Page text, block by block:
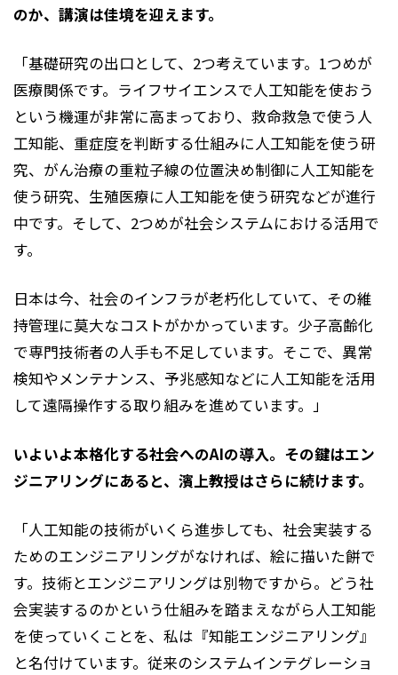
のか、講演は佳境を迎えます。
「基礎研究の出口として、2つ考えています。1つめが
医療関係です。ライフサイエンスで人工知能を使おう
という機運が非常に高まっており、救命救急で使う人
工知能、重症度を判断する仕組みに人工知能を使う研
究、がん治療の重粒子線の位置決め制御に人工知能を
使う研究、生殖医療に人工知能を使う研究などが進行
中です。そして、2つめが社会システムにおける活用で
す。
日本は今、社会のインフラが老朽化していて、その維
持管理に莫大なコストがかかっています。少子高齢化
で専門技術者の人手も不足しています。そこで、異常
検知やメンテナンス、予兆感知などに人工知能を活用
して遠隔操作する取り組みを進めています。」
いよいよ本格化する社会へのAIの導入。その鍵はエン
ジニアリングにあると、濱上教授はさらに続けます。
「人工知能の技術がいくら進歩しても、社会実装する
ためのエンジニアリングがなければ、絵に描いた餅で
す。技術とエンジニアリングは別物ですから。どう社
会実装するのかという仕組みを踏まえながら人工知能
を使っていくことを、私は『知能エンジニアリング』
と名付けています。従来のシステムインテグレーショ